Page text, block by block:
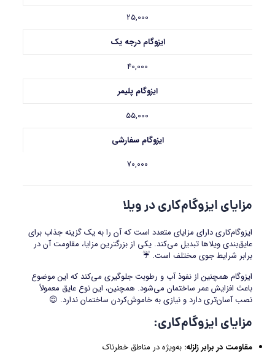
25,000
ایزوگام درجه یک
40,000
ایزوگام پلیمر
55,000
ایزوگام سفارشی
70,000
مزایای ایزوگام‌کاری در ویلا
ایزوگام‌کاری دارای مزایای متعدد است که آن را به یک گزینه جذاب برای
عایق‌بندی ویلاها تبدیل می‌کند. یکی از بزرگترین مزایا، مقاومت آن در
برابر شرایط جوی مختلف است. ☔
ایزوگام همچنین از نفوذ آب و رطوبت جلوگیری می‌کند که این موضوع
باعث افزایش عمر ساختمان می‌شود. همچنین، این نوع عایق معمولاً
نصب آسان‌تری دارد و نیازی به خاموش‌کردن ساختمان ندارد. 😌
مزایای ایزوگام‌کاری:
مقاومت در برابر زلزله: به‌ویژه در مناطق خطرناک